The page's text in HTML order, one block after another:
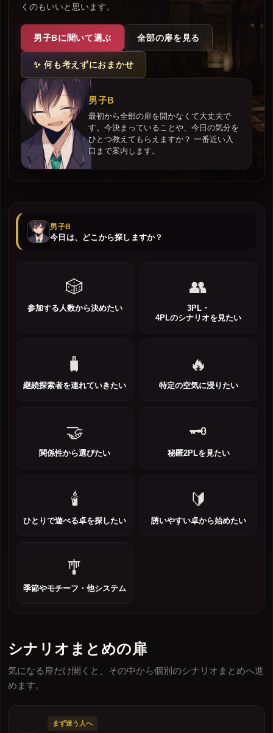
くのもいいと思います。
男子Bに聞いて選ぶ 全部の扉を見る
✨ 何も考えずにおまかせ
男子B
最初から全部の扉を開かなくて大丈夫で
す。今決まっていることや、今日の気分を
ひとつ教えてもらえますか？ 一番近い入
口まで案内します。
男子B
今日は、どこから探しますか？
🎲
参加する人数から決めたい
👥
3PL・
4PLのシナリオを見たい
🧳
継続探索者を連れていきたい
🔥
特定の空気に浸りたい
🤝
関係性から選びたい
🗝️
秘匿2PLを見たい
🕯️
ひとりで遊べる卓を探したい
🔰
誘いやすい卓から始めたい
🎐
季節やモチーフ・他システム
シナリオまとめの扉
気になる扉だけ開くと、その中から個別のシナリオまとめへ進
めます。
まず迷う人へ